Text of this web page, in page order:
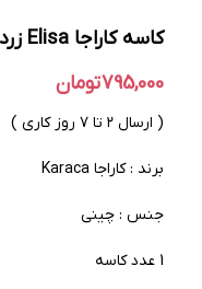
کاسه کاراجا Elisa زرد
795,000تومان
( ارسال ۲ تا ۷ روز کاری )
برند : کاراجا Karaca
جنس : چینی
1 عدد کاسه